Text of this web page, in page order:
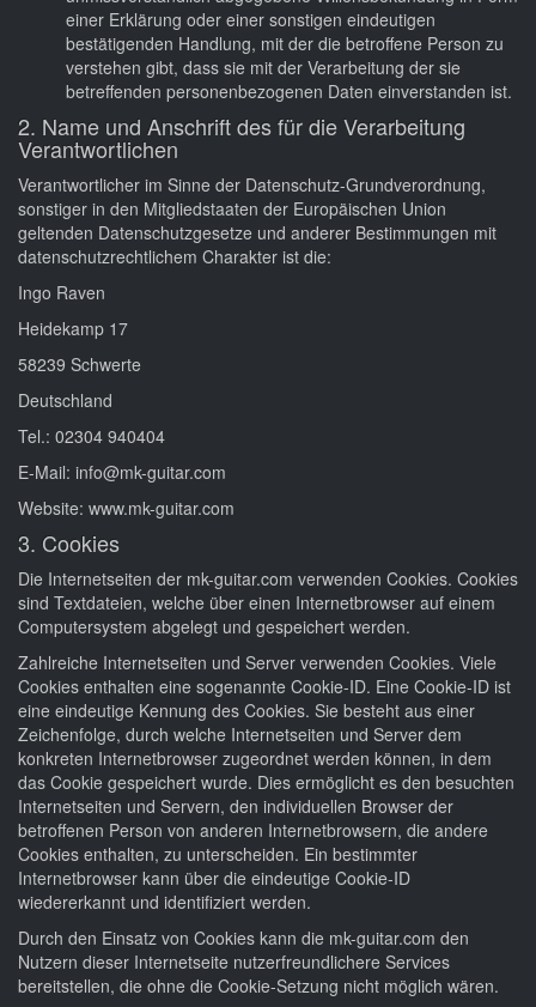
einer Erklärung oder einer sonstigen eindeutigen
bestätigenden Handlung, mit der die betroffene Person zu
verstehen gibt, dass sie mit der Verarbeitung der sie
betreffenden personenbezogenen Daten einverstanden ist.
2. Name und Anschrift des für die Verarbeitung
Verantwortlichen
Verantwortlicher im Sinne der Datenschutz-Grundverordnung,
sonstiger in den Mitgliedstaaten der Europäischen Union
geltenden Datenschutzgesetze und anderer Bestimmungen mit
datenschutzrechtlichem Charakter ist die:
Ingo Raven
Heidekamp 17
58239 Schwerte
Deutschland
Tel.: 02304 940404
E-Mail: info@mk-guitar.com
Website: www.mk-guitar.com
3. Cookies
Die Internetseiten der mk-guitar.com verwenden Cookies. Cookies
sind Textdateien, welche über einen Internetbrowser auf einem
Computersystem abgelegt und gespeichert werden.
Zahlreiche Internetseiten und Server verwenden Cookies. Viele
Cookies enthalten eine sogenannte Cookie-ID. Eine Cookie-ID ist
eine eindeutige Kennung des Cookies. Sie besteht aus einer
Zeichenfolge, durch welche Internetseiten und Server dem
konkreten Internetbrowser zugeordnet werden können, in dem
das Cookie gespeichert wurde. Dies ermöglicht es den besuchten
Internetseiten und Servern, den individuellen Browser der
betroffenen Person von anderen Internetbrowsern, die andere
Cookies enthalten, zu unterscheiden. Ein bestimmter
Internetbrowser kann über die eindeutige Cookie-ID
wiedererkannt und identifiziert werden.
Durch den Einsatz von Cookies kann die mk-guitar.com den
Nutzern dieser Internetseite nutzerfreundlichere Services
bereitstellen, die ohne die Cookie-Setzung nicht möglich wären.